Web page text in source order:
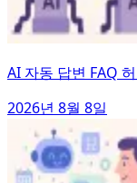
AI 자동 답변 FAQ
2026년 8월 8일